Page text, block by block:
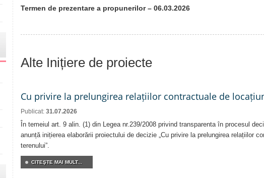
Termen de prezentare a propunerilor – 06.03.2026
Alte Inițiere de proiecte
Cu privire la prelungirea relațiilor contractuale de
Publicat: 31.07.2026
În temeiul art. 9 alin. (1) din Legea nr.239/2008 privind transparenta în procesul
anunță inițierea elaborării proiectului de decizie „Cu privire la prelungirea relațiilor
terenului”.
CITEŞTE MAI MULT...